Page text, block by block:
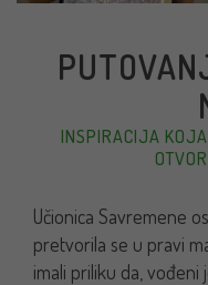
INSPIRACIJA
Učionica Savremene
pretvorila se u pravi
imali priliku da,